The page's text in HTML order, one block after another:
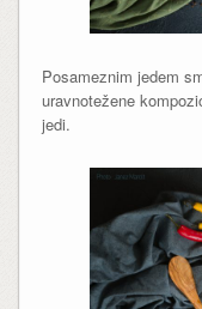
Posameznim jedem
uravnotežene
jedi.